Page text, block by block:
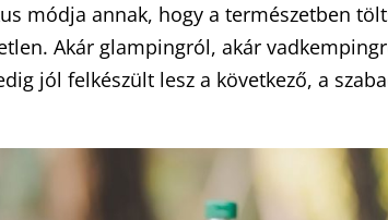
módja annak, hogy a természetben
Akár glampingról, akár
jól felkészült lesz a következő, a